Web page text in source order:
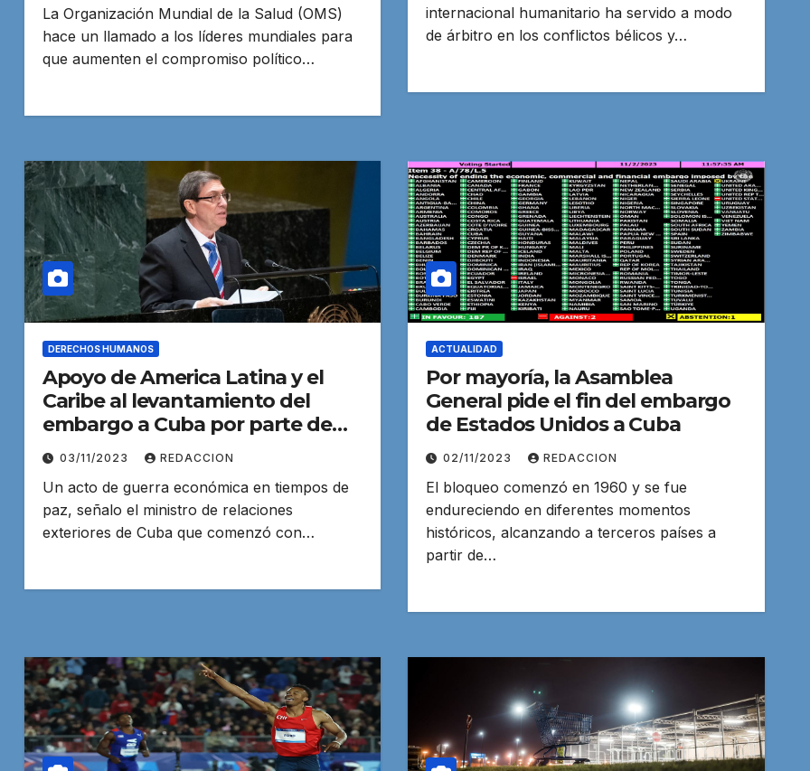
La Organización Mundial de la Salud (OMS)
hace un llamado a los líderes mundiales para
que aumenten el compromiso político…
internacional humanitario ha servido a modo
de árbitro en los conflictos bélicos y…
DERECHOS HUMANOS
Apoyo de America Latina y el
Caribe al levantamiento del
embargo a Cuba por parte de
USA
03/11/2023 REDACCION
Un acto de guerra económica en tiempos de
paz, señalo el ministro de relaciones
exteriores de Cuba que comenzó con…
ACTUALIDAD
Por mayoría, la Asamblea
General pide el fin del embargo
de Estados Unidos a Cuba
02/11/2023 REDACCION
El bloqueo comenzó en 1960 y se fue
endureciendo en diferentes momentos
históricos, alcanzando a terceros países a
partir de…